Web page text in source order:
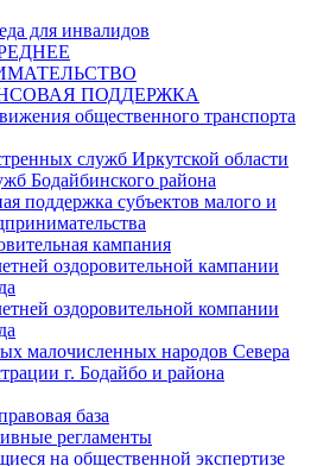
для инвалидов
ПОДДЕРЖКА
общественного транспорта
служб Иркутской области
Бодайбинского района
поддержка субъектов малого и
кампания
оздоровительной кампании
оздоровительной компании
малочисленных народов Севера
г. Бодайбо и района
база
регламенты
на общественной экспертизе